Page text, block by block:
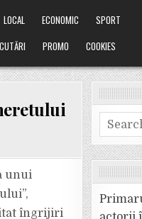
LOCAL ECONOMIC
SPORT
PROMO COOKIES
unui
îngrijiri
Search
for: